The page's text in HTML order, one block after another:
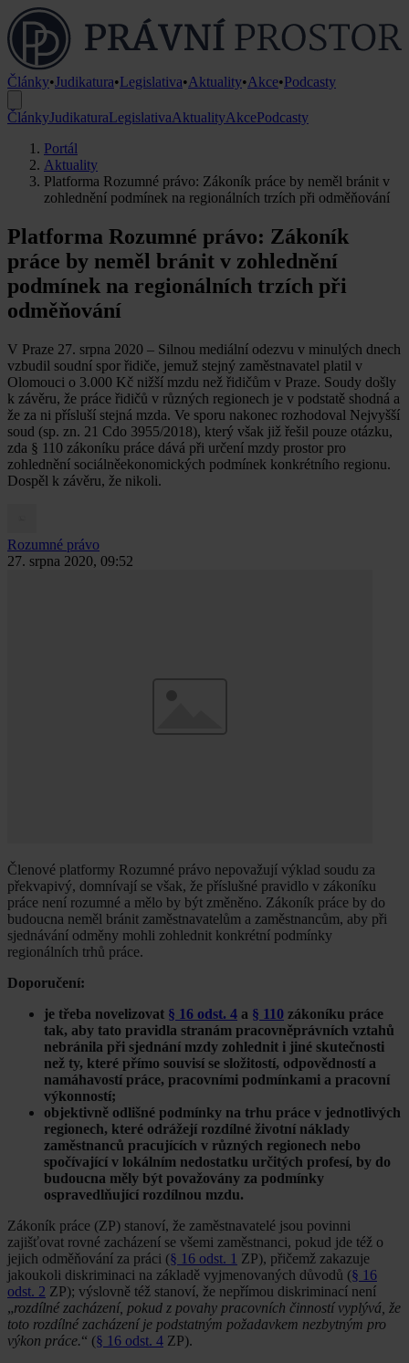
Články•Judikatura•Legislativa•Aktuality•Akce•Podcasty
ČlánkyJudikaturaLegislativaAktualityAkcePodcasty
Portál
Aktuality
Platforma Rozumné právo: Zákoník práce by neměl bránit v
zohlednění podmínek na regionálních trzích při odměňování
Platforma Rozumné právo: Zákoník
práce by neměl bránit v zohlednění
podmínek na regionálních trzích při
odměňování
V Praze 27. srpna 2020 – Silnou mediální odezvu v minulých dnech
vzbudil soudní spor řidiče, jemuž stejný zaměstnavatel platil v
Olomouci o 3.000 Kč nižší mzdu než řidičům v Praze. Soudy došly
k závěru, že práce řidičů v různých regionech je v podstatě shodná a
že za ni přísluší stejná mzda. Ve sporu nakonec rozhodoval Nejvyšší
soud (sp. zn. 21 Cdo 3955/2018), který však již řešil pouze otázku,
zda § 110 zákoníku práce dává při určení mzdy prostor pro
zohlednění sociálněekonomických podmínek konkrétního regionu.
Dospěl k závěru, že nikoli.
Rozumné právo
27. srpna 2020, 09:52
Členové platformy Rozumné právo nepovažují výklad soudu za
překvapivý, domnívají se však, že příslušné pravidlo v zákoníku
práce není rozumné a mělo by být změněno. Zákoník práce by do
budoucna neměl bránit zaměstnavatelům a zaměstnancům, aby při
sjednávání odměny mohli zohlednit konkrétní podmínky
regionálních trhů práce.
Doporučení:
je třeba novelizovat § 16 odst. 4 a § 110 zákoníku práce
tak, aby tato pravidla stranám pracovněprávních vztahů
nebránila při sjednání mzdy zohlednit i jiné skutečnosti
než ty, které přímo souvisí se složitostí, odpovědností a
namáhavostí práce, pracovními podmínkami a pracovní
výkonností;
objektivně odlišné podmínky na trhu práce v jednotlivých
regionech, které odrážejí rozdílné životní náklady
zaměstnanců pracujících v různých regionech nebo
spočívající v lokálním nedostatku určitých profesí, by do
budoucna měly být považovány za podmínky
ospravedlňující rozdílnou mzdu.
Zákoník práce (ZP) stanoví, že zaměstnavatelé jsou povinni
zajišťovat rovné zacházení se všemi zaměstnanci, pokud jde též o
jejich odměňování za práci (§ 16 odst. 1 ZP), přičemž zakazuje
jakoukoli diskriminaci na základě vyjmenovaných důvodů (§ 16
odst. 2 ZP); výslovně též stanoví, že nepřímou diskriminací není
„rozdílné zacházení, pokud z povahy pracovních činností vyplývá, že
toto rozdílné zacházení je podstatným požadavkem nezbytným pro
výkon práce.“ (§ 16 odst. 4 ZP).